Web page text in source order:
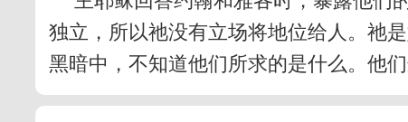
独立，所以祂没有立场将地位给人。祂
黑暗中，不知道他们所求的是什么。他